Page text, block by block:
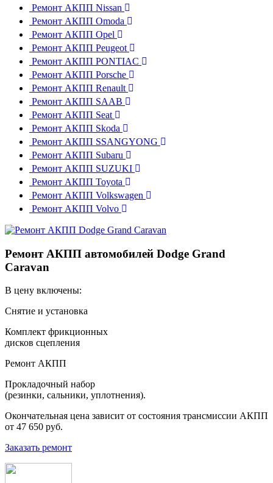
Ремонт АКПП Nissan
Ремонт АКПП Omoda
Ремонт АКПП Opel
Ремонт АКПП Peugeot
Ремонт АКПП PONTIAC
Ремонт АКПП Porsche
Ремонт АКПП Renault
Ремонт АКПП SAAB
Ремонт АКПП Seat
Ремонт АКПП Skoda
Ремонт АКПП SSANGYONG
Ремонт АКПП Subaru
Ремонт АКПП SUZUKI
Ремонт АКПП Toyota
Ремонт АКПП Volkswagen
Ремонт АКПП Volvo
Ремонт АКПП автомобилей Dodge Grand
Caravan
В цену включены:
Снятие и установка
Комплект фрикционных
дисков сцепления
Ремонт АКПП
Прокладочный набор
(резинки, сальники, уплотнения).
Окончательная цена зависит от состояния трансмиссии АКПП
от 47 650 руб.
Заказать ремонт